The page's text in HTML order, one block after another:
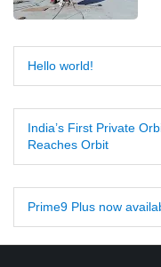
Hello world!
India’s First Private
Reaches Orbit
Prime9 Plus now